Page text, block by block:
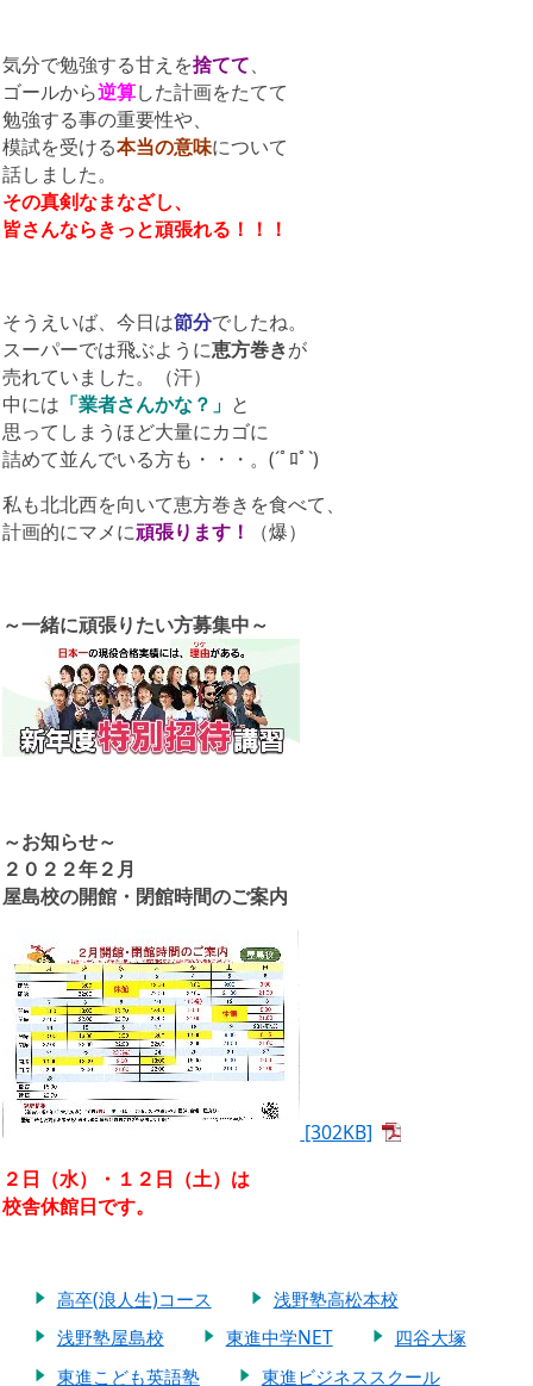
気分で勉強する甘えを捨てて、
ゴールから逆算した計画をたてて
勉強する事の重要性や、
模試を受ける本当の意味について
話しました。
その真剣なまなざし、
皆さんならきっと頑張れる！！！
そうえいば、今日は節分でしたね。
スーパーでは飛ぶように恵方巻きが
売れていました。（汗）
中には 「業者さんかな？」 と
思ってしまうほど大量にカゴに
詰めて並んでいる方も・・・。(´ﾟﾛﾟ`)
私も北北西を向いて恵方巻きを食べて、
計画的にマメに頑張ります！ （爆）
～一緒に頑張りたい方募集中～
～お知らせ～
２０２２年２月
屋島校の開館・閉館時間のご案内
[302KB]
２日（水）・１２日（土）は
校舎休館日です。
高卒(浪人生)コース
浅野塾高松本校
浅野塾屋島校
東進中学NET
四谷大塚
東進こども英語塾
東進ビジネススクール